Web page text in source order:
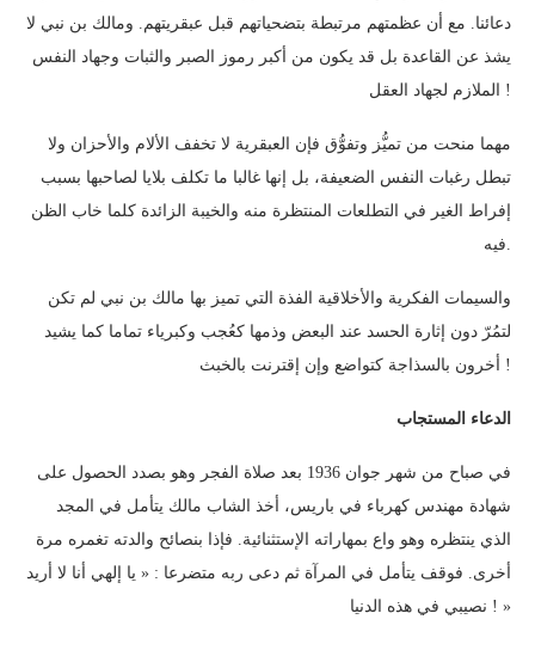
دعائنا. مع أن عظمتهم مرتبطة بتضحياتهم قبل عبقريتهم. ومالك بن نبي لا
يشذ عن القاعدة بل قد يكون من أكبر رموز الصبر والثبات وجهاد النفس
الملازم لجهاد العقل !
مهما منحت من تميُّز وتفوُّق فإن العبقرية لا تخفف الألام والأحزان ولا
تبطل رغبات النفس الضعيفة، بل إنها غالبا ما تكلف بلايا لصاحبها بسبب
إفراط الغير في التطلعات المنتظرة منه والخيبة الزائدة كلما خاب الظن
فيه.
والسيمات الفكرية والأخلاقية الفذة التي تميز بها مالك بن نبي لم تكن
لتمُرّ دون إثارة الحسد عند البعض وذمها كعُجب وكبرياء تماما كما يشيد
أخرون بالسذاجة كتواضع وإن إقترنت بالخبث !
الدعاء المستجاب
في صباح من شهر جوان 1936 بعد صلاة الفجر وهو بصدد الحصول على
شهادة مهندس كهرباء في باريس، أخذ الشاب مالك يتأمل في المجد
الذي ينتظره وهو واع بمهاراته الإستثنائية. فإذا بنصائح والدته تغمره مرة
أخرى. فوقف يتأمل في المرآة ثم دعى ربه متضرعا : « يا إلهي أنا لا أريد
نصيبي في هذه الدنيا ! »